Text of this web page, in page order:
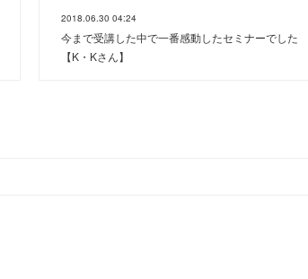
2018.06.30 04:24
今まで受講した中で一番感動したセミナーでした
【K・Kさん】